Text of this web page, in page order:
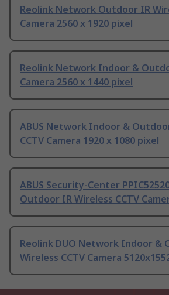
Reolink Network Outdoor IR
Camera 2560 x 1920 pixel
Reolink Network Indoor &
Camera 2560 x 1440 pixel
ABUS Network Indoor &
CCTV Camera 1920 x 1080 pixel
ABUS Security-Center
Outdoor IR Wireless CCTV
Reolink DUO Network Indoor &
Wireless CCTV Camera